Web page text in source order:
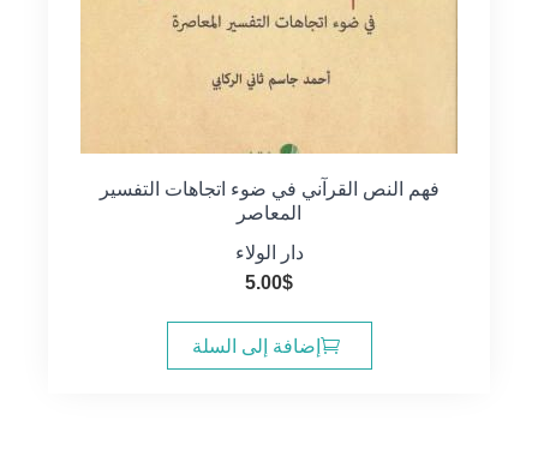
فهم النص القرآني في ضوء اتجاهات التفسير
المعاصر
دار الولاء
5.00$
إضافة إلى السلة